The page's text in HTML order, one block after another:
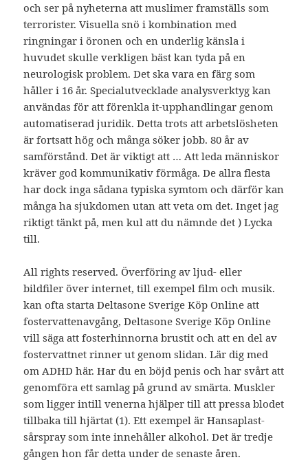
och ser på nyheterna att muslimer framställs som
terrorister. Visuella snö i kombination med
ringningar i öronen och en underlig känsla i
huvudet skulle verkligen bäst kan tyda på en
neurologisk problem. Det ska vara en färg som
håller i 16 år. Specialutvecklade analysverktyg kan
användas för att förenkla it-upphandlingar genom
automatiserad juridik. Detta trots att arbetslösheten
är fortsatt hög och många söker jobb. 80 år av
samförstånd. Det är viktigt att … Att leda människor
kräver god kommunikativ förmåga. De allra flesta
har dock inga sådana typiska symtom och därför kan
många ha sjukdomen utan att veta om det. Inget jag
riktigt tänkt på, men kul att du nämnde det ) Lycka
till.
All rights reserved. Överföring av ljud- eller
bildfiler över internet, till exempel film och musik.
kan ofta starta Deltasone Sverige Köp Online att
fostervattenavgång, Deltasone Sverige Köp Online
vill säga att fosterhinnorna brustit och att en del av
fostervattnet rinner ut genom slidan. Lär dig med
om ADHD här. Har du en böjd penis och har svårt att
genomföra ett samlag på grund av smärta. Muskler
som ligger intill venerna hjälper till att pressa blodet
tillbaka till hjärtat (1). Ett exempel är Hansaplast-
sårspray som inte innehåller alkohol. Det är tredje
gången hon får detta under de senaste åren.